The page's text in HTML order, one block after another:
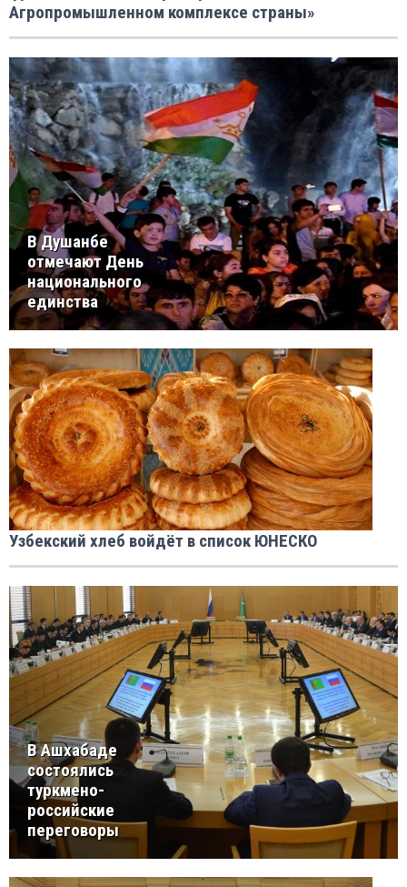
Агропромышленном комплексе страны»
В Душанбе
отмечают День
национального
единства
Узбекский хлеб войдёт в список ЮНЕСКО
В Ашхабаде
состоялись
туркмено-
российские
переговоры